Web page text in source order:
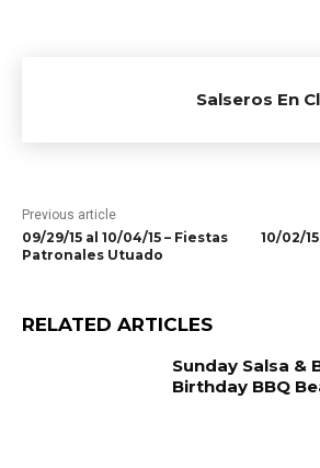
Salseros En
Previous article
09/29/15 al 10/04/15 – Fiestas
Patronales Utuado
10/02/
RELATED ARTICLES
Sunday Salsa &
Birthday BBQ